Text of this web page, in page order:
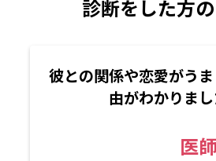
診断をした方
彼との関係や恋愛がう
由がわかりまし
医